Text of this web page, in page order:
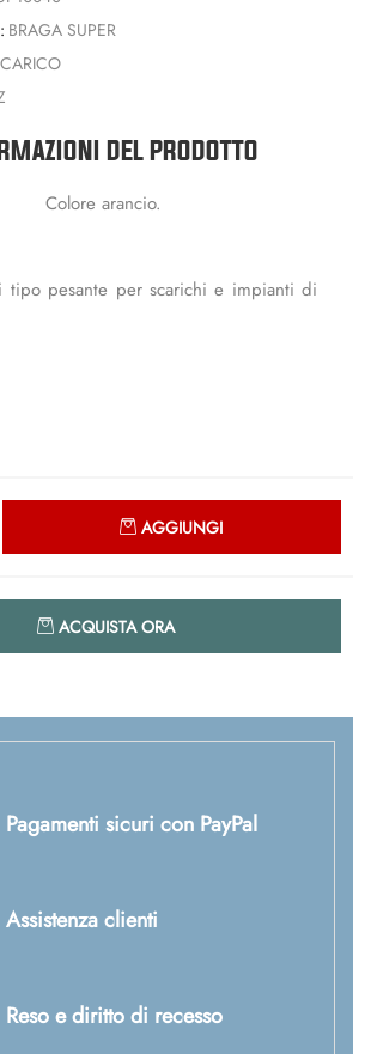
BRAGA SUPER
DEL PRODOTTO
Colore arancio.
tipo pesante per scarichi e impianti di
AGGIUNGI
ACQUISTA ORA
Pagamenti sicuri con PayPal
Assistenza clienti
Reso e diritto di recesso